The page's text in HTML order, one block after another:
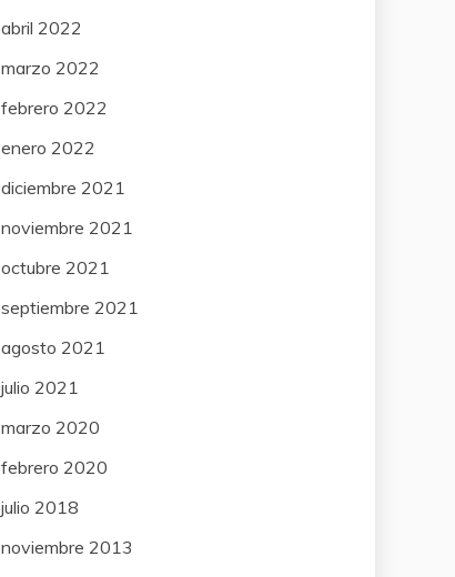
abril 2022
marzo 2022
febrero 2022
enero 2022
diciembre 2021
noviembre 2021
octubre 2021
septiembre 2021
agosto 2021
julio 2021
marzo 2020
febrero 2020
julio 2018
noviembre 2013